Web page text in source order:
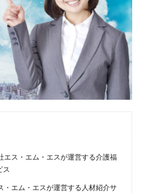
エス・エム・エスが運営する介護福
ス
・エム・エスが運営する人材紹介サ
系 大学
大学中退者
性 嫌い
安い
活エージェント
就職
就職活動
株式会社ユニヴ
療技術職
退職代行サービス
転職
転職エージェント
退職代行ニコイチ
評判